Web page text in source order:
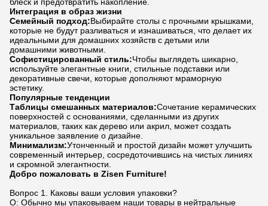
Интеграция в образ жизни
Семейный подход:Выбирайте столы с прочными крышками,
которые не будут разливаться и изнашиваться, что делает их
идеальными для домашних хозяйств с детьми или
домашними животными.
Софистицированный стиль:Чтобы выглядеть шикарно,
используйте элегантные книги, стильные подставки или
декоративные свечи, которые дополняют мраморную
эстетику.
Популярные тенденции
Таблицы смешанных материалов:Сочетание керамических
поверхностей с основаниями, сделанными из других
материалов, таких как дерево или акрил, может создать
уникальное заявление о дизайне.
Минимализм:Утонченный и простой дизайн может улучшить
современный интерьер, сосредоточившись на чистых линиях
и скромной элегантности.
Добро пожаловать в Zisen Furniture!
Вопрос 1. Каковы ваши условия упаковки?
О: Обычно мы упаковываем наши товары в нейтральные